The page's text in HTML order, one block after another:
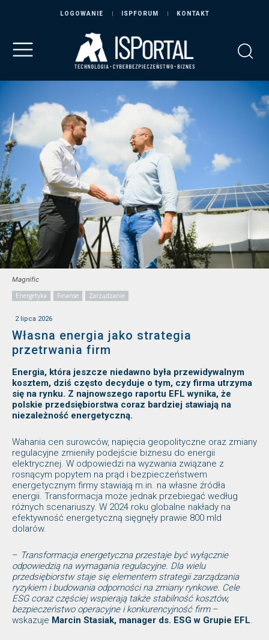
LOGOWANIE ISPFORUM KONTAKT
Magnific
Energetyka
Finanse Zarządzanie
2 lipca 2026
Własna energia jako strategia
przetrwania firm
Energia, która jeszcze niedawno była przewidywalnym
kosztem, dziś często decyduje o tym, czy firma utrzyma
się na rynku. Z najnowszego raportu EFL wynika, że
polskie przedsiębiorstwa coraz bardziej stawiają na
niezależność energetyczną.
Wahania cen surowców, napięcia geopolityczne oraz zmiany
regulacyjne zmieniły podejście biznesu do energii
elektrycznej. W odpowiedzi na wyzwania związane z
rosnącym popytem na prąd i bezpieczeństwem
energetycznym firmy stawiają m.in. na własne źródła
energii. Transformacja może jednak przebiegać według
różnych scenariuszy. W 2024 roku globalne nakłady na
efektywność energetyczną sięgnęły prawie 800 mld
dolarów.
– Transformacja energetyczna przestaje być wyłącznie
odpowiedzią na wymagania regulacyjne. Dla wielu
przedsiębiorstw staje się elementem strategii zarządzania
ryzykiem i budowania odporności na zmiany rynkowe. Cele
ESG coraz częściej wspierają także stabilność kosztów,
bezpieczeństwo operacyjne i konkurencyjność firm–
wskazuje Marcin Stasiak, manager ds. ESG w Grupie EFL.